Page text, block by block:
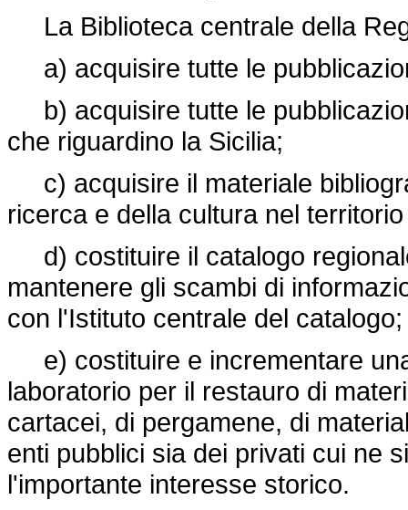
La Biblioteca centrale della
a) acquisire tutte le
b) acquisire tutte le
che riguardino la Sicilia;
c) acquisire il materiale
ricerca e della cultura nel
d) costituire il catalogo
mantenere gli scambi di
con l'Istituto centrale del catalogo;
e) costituire e incrementare
laboratorio per il restauro di
cartacei, di pergamene, di
enti pubblici sia dei privati cui ne
l'importante interesse storico.